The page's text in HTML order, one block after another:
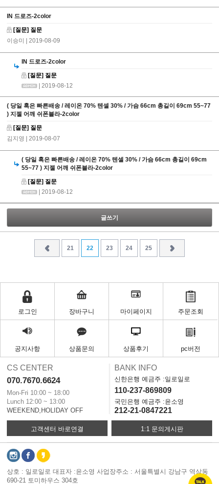
IN 드로즈-2color
[질문] 질문
이승미 | 2019-08-09
IN 드로즈-2color
[질문] 질문
| 2019-08-12
( 당일 혹은 빠른배송 / 레이온 70% 텐셀 30% / 가슴 66cm 총길이 69cm 55~77
) 지젤 어깨 쉬폰블라-2color
[질문] 질문
김지영 | 2019-08-07
( 당일 혹은 빠른배송 / 레이온 70% 텐셀 30% / 가슴 66cm 총길이 69cm
55~77 ) 지젤 어깨 쉬폰블라-2color
[질문] 질문
| 2019-08-12
글쓰기
21 22 23 24 25
로그인 장바구니 마이페이지 주문조회
공지사항 상품문의 상품후기 pc버전
CS CENTER
070.7670.6624
Mon-Fri 10:00 ~ 18:00
Lunch 12:00 ~ 13:00
WEEKEND,HOLIDAY OFF
BANK INFO
신한은행 예금주 :일로일로
110-237-869809
국민은행 예금주 :윤소영
212-21-0847221
고객센터 바로연결 1:1 문의게시판
상호 : 일로일로 대표자 :윤소영 사업장주소 : 서울특별시 강남구 역삼동
690-21 토미하우스 304호